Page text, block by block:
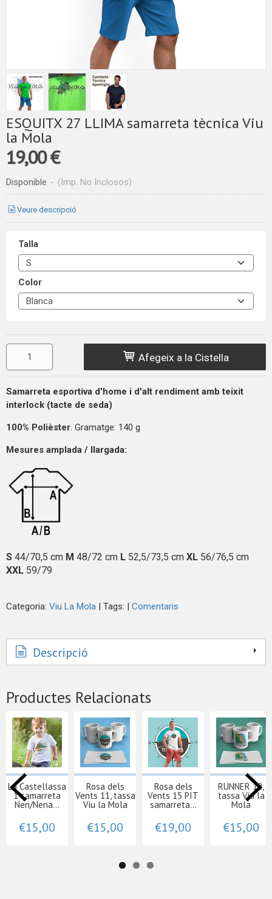
ESQUITX 27 LLIMA samarreta tècnica Viu
la Mola
19,00 €
Disponible - (Imp. No Inclosos)
Veure descripció
Talla
Color
Afegeix a la Cistella
Samarreta esportiva d'home i d'alt rendiment amb teixit
interlock (tacte de seda)
100% Polièster. Gramatge: 140 g
Mesures amplada / llargada:
S 44/70,5 cm M 48/72 cm L 52,5/73,5 cm XL 56/76,5 cm
XXL 59/79
Categoria: Viu La Mola | Tags: | Comentaris
Descripció
Productes Relacionats
La Castellassa
1 samarreta
Nen/Nena...
€15,00
Rosa dels
Vents 11, tassa
Viu la Mola
€15,00
Rosa dels
Vents 15 PIT
samarreta...
€19,00
RUNNER 12,
tassa Viu la
Mola
€15,00